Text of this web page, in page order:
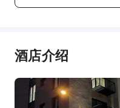
共用厨房
停车场
前台服务
外币兑换服务
酒店介绍